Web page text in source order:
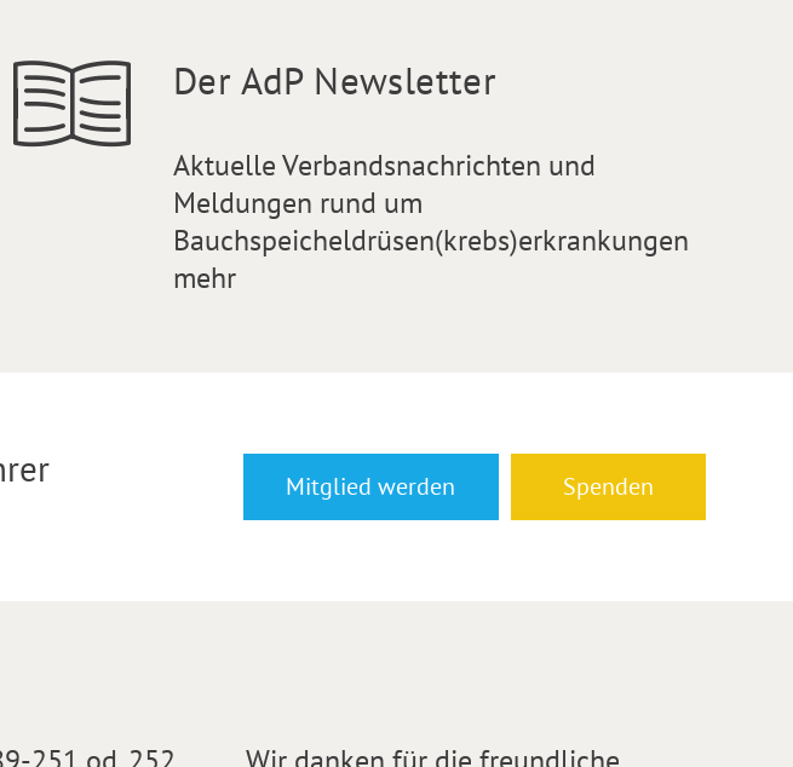
Der AdP Newsletter
Aktuelle Verbandsnachrichten und
Meldungen rund um
Bauchspeicheldrüsen(krebs)erkrankungen
mehr
Mitglied werden Spenden